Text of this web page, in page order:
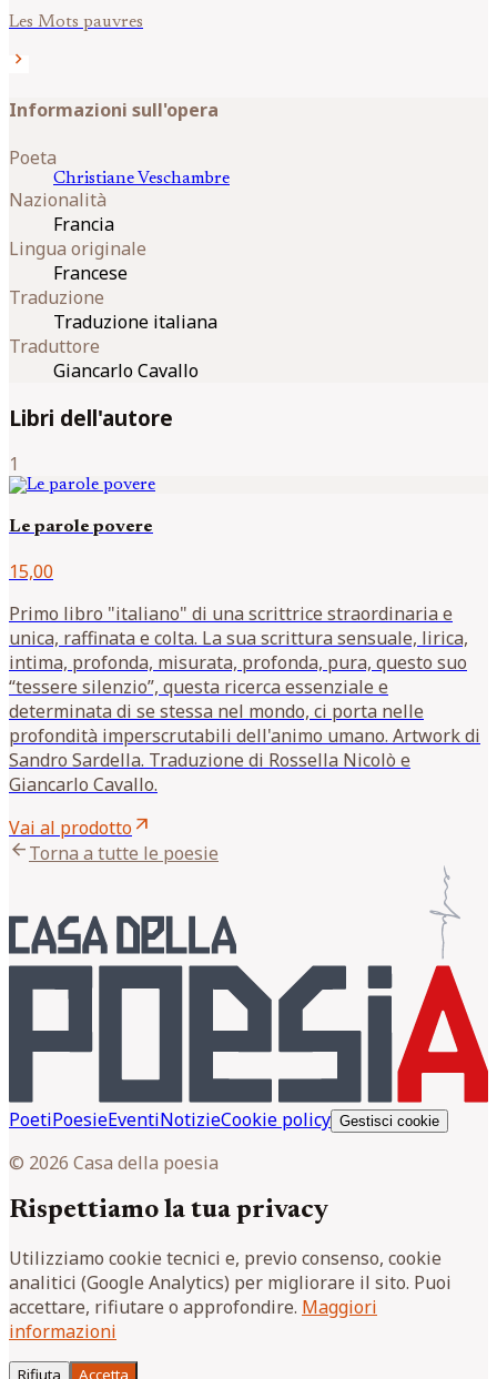
Les Mots pauvres
chevron_right
Informazioni sull'opera
Poeta
Christiane Veschambre
Nazionalità
Francia
Lingua originale
Francese
Traduzione
Traduzione italiana
Traduttore
Giancarlo Cavallo
Libri dell'autore
1
Le parole povere
15,00
Primo libro "italiano" di una scrittrice straordinaria e
unica, raffinata e colta. La sua scrittura sensuale, lirica,
intima, profonda, misurata, profonda, pura, questo suo
“tessere silenzio”, questa ricerca essenziale e
determinata di se stessa nel mondo, ci porta nelle
profondità imperscrutabili dell'animo umano. Artwork di
Sandro Sardella. Traduzione di Rossella Nicolò e
Giancarlo Cavallo.
Vai al prodottoarrow_outward
arrow_backTorna a tutte le poesie
PoetiPoesieEventiNotizieCookie policy Gestisci cookie
© 2026 Casa della poesia
Rispettiamo la tua privacy
Utilizziamo cookie tecnici e, previo consenso, cookie
analitici (Google Analytics) per migliorare il sito. Puoi
accettare, rifiutare o approfondire. Maggiori
informazioni
Rifiuta Accetta